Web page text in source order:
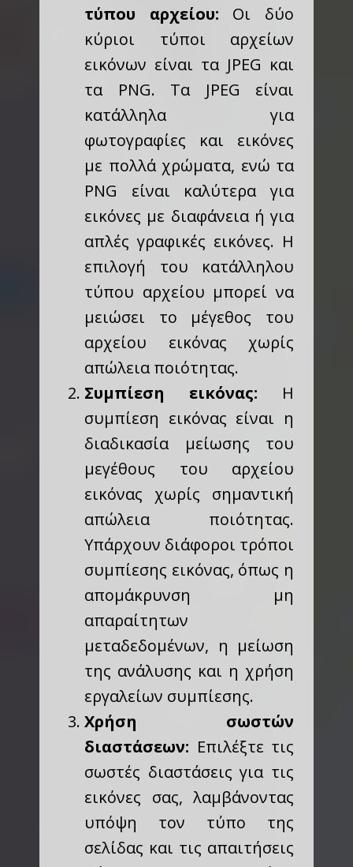
τύπου αρχείου: Οι δύο
κύριοι τύποι αρχείων
εικόνων είναι τα JPEG και
τα PNG. Τα JPEG είναι
κατάλληλα για
φωτογραφίες και εικόνες
με πολλά χρώματα, ενώ τα
PNG είναι καλύτερα για
εικόνες με διαφάνεια ή για
απλές γραφικές εικόνες. Η
επιλογή του κατάλληλου
τύπου αρχείου μπορεί να
μειώσει το μέγεθος του
αρχείου εικόνας χωρίς
απώλεια ποιότητας.
Συμπίεση εικόνας: Η
συμπίεση εικόνας είναι η
διαδικασία μείωσης του
μεγέθους του αρχείου
εικόνας χωρίς σημαντική
απώλεια ποιότητας.
Υπάρχουν διάφοροι τρόποι
συμπίεσης εικόνας, όπως η
απομάκρυνση μη
απαραίτητων
μεταδεδομένων, η μείωση
της ανάλυσης και η χρήση
εργαλείων συμπίεσης.
Χρήση σωστών
διαστάσεων: Επιλέξτε τις
σωστές διαστάσεις για τις
εικόνες σας, λαμβάνοντας
υπόψη τον τύπο της
σελίδας και τις απαιτήσεις